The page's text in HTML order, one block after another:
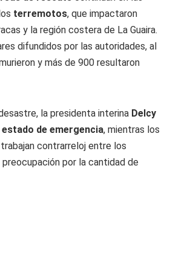
terremotos, que impactaron
y la región costera de La Guaira.
difundidos por las autoridades, al
y más de 900 resultaron
la presidenta interina Delcy
estado de emergencia, mientras los
contrarreloj entre los
por la cantidad de